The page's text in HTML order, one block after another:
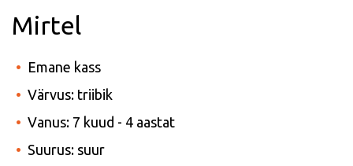
Mirtel
Emane kass
Värvus: triibik
Vanus: 7 kuud - 4 aastat
Suurus: suur